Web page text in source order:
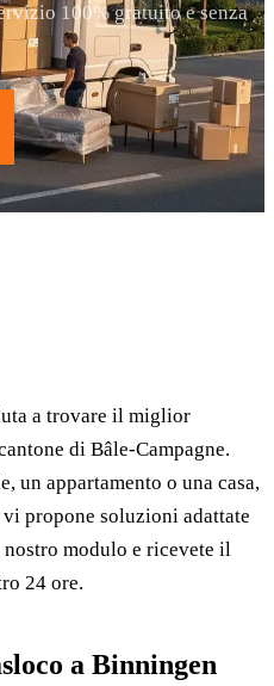
100% gratuito e senza
a trovare il miglior
di Bâle-Campagne.
un appartamento o una casa,
propone soluzioni adattate
modulo e ricevete il
24 ore.
a Binningen